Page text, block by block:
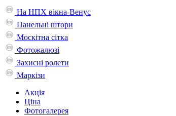
На НПХ вікна-Венус
Панельні штори
Москітна сітка
Фотожалюзі
Захисні ролети
Маркізи
Акція
Ціна
Фотогалерея